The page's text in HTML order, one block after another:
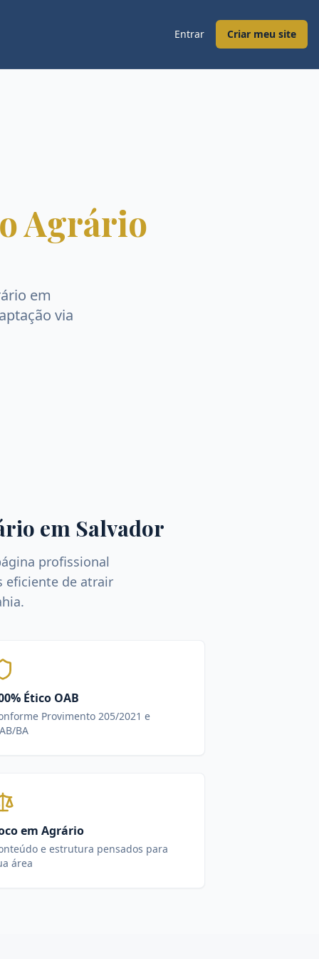
Entrar Criar meu site
Agrário
em
via
em Salvador
profissional
eficiente de atrair
.
Ético OAB
Provimento 205/2021 e
BA
em Agrário
e estrutura pensados para
área